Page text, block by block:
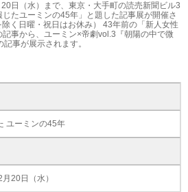
日（水）まで、東京・大手町の読売新聞ビル3
たユーミンの45年」と題した記事展が開催さ
く日曜・祝日はお休み） 43年前の「新人女性
事から、ユーミン×帝劇vol.3『朝陽の中で微
事が展示されます。
ユーミンの45年
20日（水）